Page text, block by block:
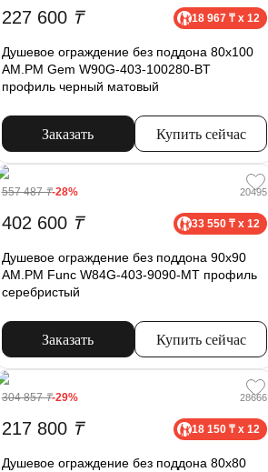
227 600 ₸ 18 967 ₸ x 12
Душевое ограждение без поддона 80x100
AM.PM Gem W90G-403-100280-BT
профиль черный матовый
Заказать Купить сейчас
557 487₸-28% 20495
402 600 ₸ 33 550 ₸ x 12
Душевое ограждение без поддона 90x90
AM.PM Func W84G-403-9090-MT профиль
серебристый
Заказать Купить сейчас
304 857₸-29% 28666
217 800 ₸ 18 150 ₸ x 12
Душевое ограждение без поддона 80x80